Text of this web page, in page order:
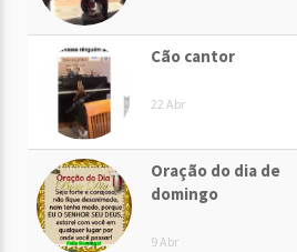
Cão cantor
22 Abr
Oração do dia de
domingo
9 Abr